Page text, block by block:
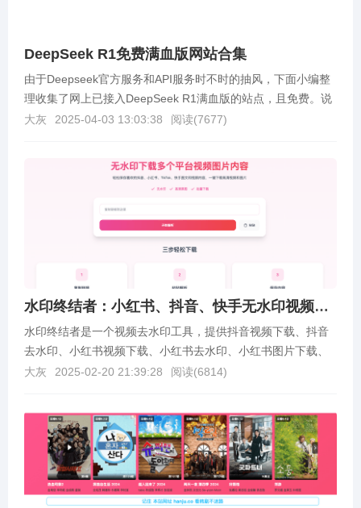
DeepSeek R1免费满血版网站合集
由于Deepseek官方服务和API服务时不时的抽风，下面小编整
理收集了网上已接入DeepSeek R1满血版的站点，且免费。说
明：未对每个网站进行深度测试，请...
大灰 2025-04-03 13:03:38 阅读(7677)
水印终结者：小红书、抖音、快手无水印视频下载、图片图集下载
水印终结者是一个视频去水印工具，提供抖音视频下载、抖音
去水印、小红书视频下载、小红书去水印、小红书图片下载、
快手视频下载、快手去水印、tiktok 视频去水印等...
大灰 2025-02-20 21:39:28 阅读(6814)